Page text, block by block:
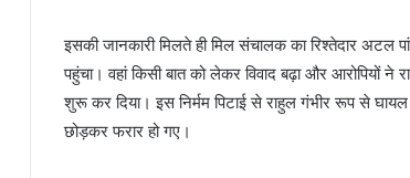
इसकी जानकारी मिलते ही मिल संचालक का रिश्तेदार अटल
पहुंचा। वहां किसी बात को लेकर विवाद बढ़ा और
शुरू कर दिया। इस निर्मम पिटाई से राहुल गंभीर रूप से
छोड़कर फरार हो गए।